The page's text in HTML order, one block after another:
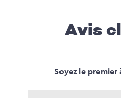
Avis
Soyez le